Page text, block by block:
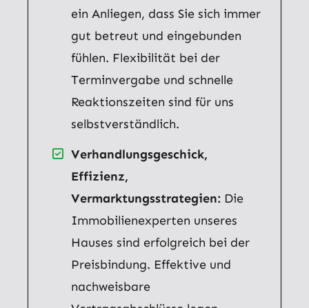
ein Anliegen, dass Sie sich immer
gut betreut und eingebunden
fühlen. Flexibilität bei der
Terminvergabe und schnelle
Reaktionszeiten sind für uns
selbstverständlich.
Verhandlungsgeschick,
Effizienz,
Vermarktungsstrategien: Die
Immobilienexperten unseres
Hauses sind erfolgreich bei der
Preisbindung. Effektive und
nachweisbare